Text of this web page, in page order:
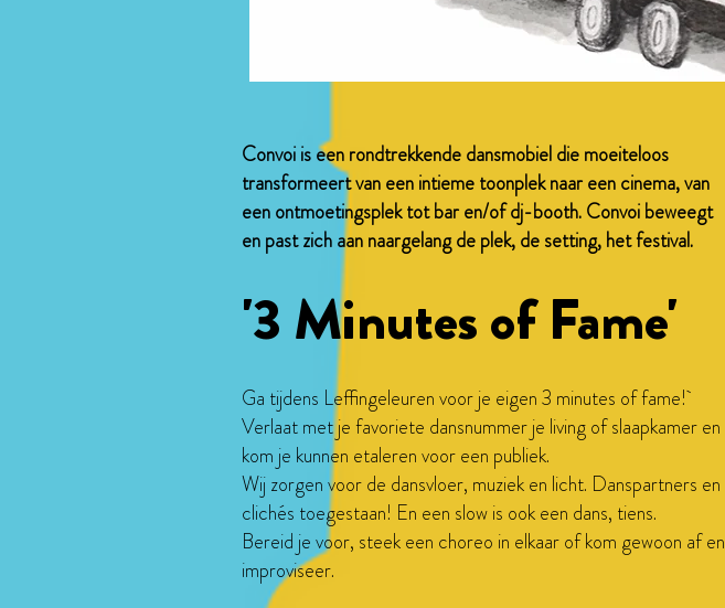
Convoi is een rondtrekkende dansmobiel die moeiteloos
transformeert van een intieme toonplek naar een cinema, van
een ontmoetingsplek tot bar en/of dj-booth. Convoi beweegt
en past zich aan naargelang de plek, de setting, het festival.
'3 Minutes of Fame'
Ga tijdens Leffingeleuren voor je eigen 3 minutes of fame!
Verlaat met je favoriete dansnummer je living of slaapkamer en
kom je kunnen etaleren voor een publiek.
Wij zorgen voor de dansvloer, muziek en licht. Danspartners en
clichés toegestaan! En een slow is ook een dans, tiens.
Bereid je voor, steek een choreo in elkaar of kom gewoon af en
improviseer.